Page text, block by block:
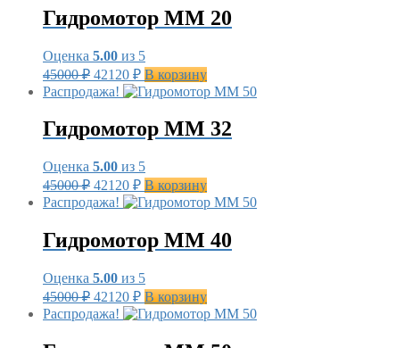
Гидромотор MM 20
Оценка 5.00 из 5
45000₽ Первоначальная
цена
составляла
42120 ₽Текущая
цена:
В корзину
Распродажа!
Гидромотор MM 32
Оценка 5.00 из 5
45000₽ Первоначальная
цена
составляла
42120 ₽Текущая
цена:
В корзину
Распродажа!
Гидромотор MM 40
Оценка 5.00 из 5
45000₽ Первоначальная
цена
составляла
42120 ₽Текущая
цена:
В корзину
Распродажа!